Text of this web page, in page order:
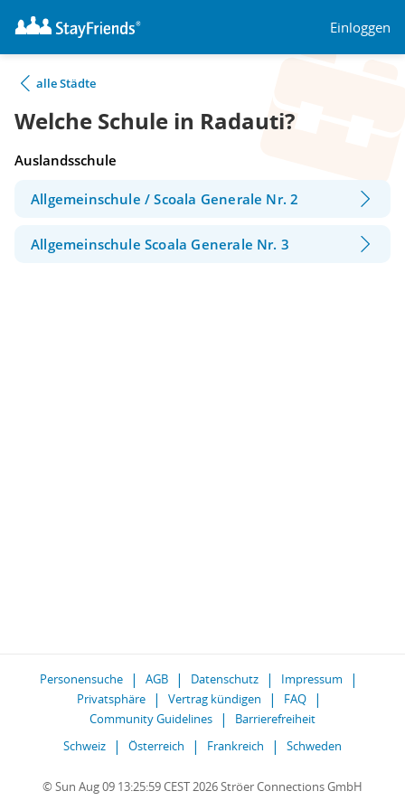
Einloggen
alle Städte
Welche Schule in Radauti?
Auslandsschule
Allgemeinschule / Scoala Generale Nr. 2
Allgemeinschule Scoala Generale Nr. 3
Personensuche AGB Datenschutz
Impressum
Privatsphäre
Vertrag kündigen
FAQ
Community Guidelines
Barrierefreiheit
Schweiz
Österreich Frankreich Schweden
© Sun Aug 09 13:25:59 CEST 2026 Ströer Connections GmbH